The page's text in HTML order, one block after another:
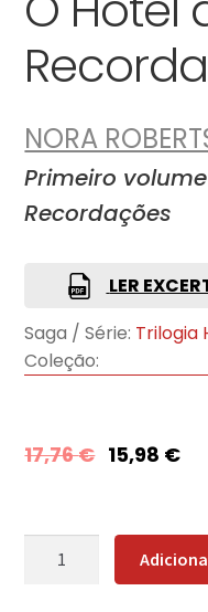
NORA
Primeiro
Recordações
LER
Saga / Série: Trilogia
Coleção:
17,76€ 15,98 €
Quantidade